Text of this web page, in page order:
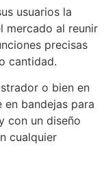
usuarios la
mercado al reunir
precisas
cantidad.
o bien en
bandejas para
con un diseño
cualquier